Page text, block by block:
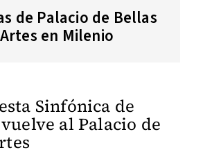
de Palacio de Bellas
Artes en Milenio
Sinfónica de
al Palacio de